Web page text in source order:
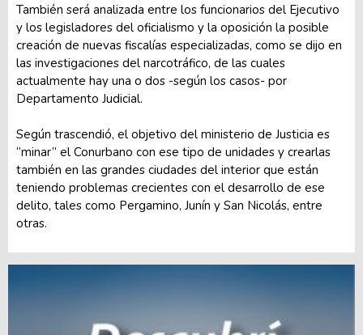
También será analizada entre los funcionarios del Ejecutivo
y los legisladores del oficialismo y la oposición la posible
creación de nuevas fiscalías especializadas, como se dijo en
las investigaciones del narcotráfico, de las cuales
actualmente hay una o dos -según los casos- por
Departamento Judicial.
Según trascendió, el objetivo del ministerio de Justicia es
“minar” el Conurbano con ese tipo de unidades y crearlas
también en las grandes ciudades del interior que están
teniendo problemas crecientes con el desarrollo de ese
delito, tales como Pergamino, Junín y San Nicolás, entre
otras.